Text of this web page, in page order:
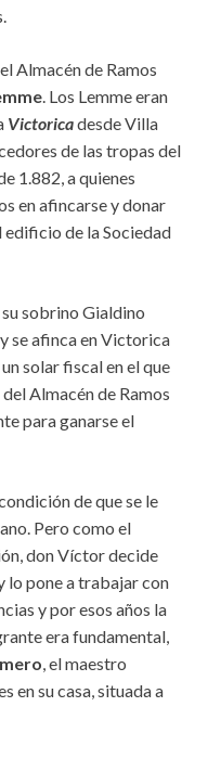
Almacén de Ramos
. Los Lemme eran
Victoricadesde Villa
de las tropas del
1.882, a quienes
en afincarse y donar
de la Sociedad
sobrino Gialdino
se afinca en Victorica
solar fiscal en el que
Almacén de Ramos
para ganarse el
de que se le
Pero como el
don Víctor decide
lo pone a trabajar con
y por esos años la
era fundamental,
, el maestro
en su casa, situada a